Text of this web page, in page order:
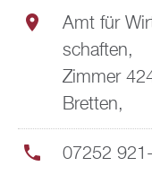
Amt für
schaf­ten,
Zim­mer
Brett­en,
07252